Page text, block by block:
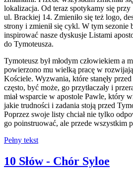
lokalizacja. Od teraz spotykamy się przy
ul. Brackiej 14. Zmieniło się też logo,
strony i zmienił się cykl. W tym sezonie
inspirować nasze dyskusje Listami
do Tymoteusza.
Tymoteusz był młodym człowiekiem a
powierzono mu wielką pracę w
Kościele. Wyzwania, które stanęły
często, być może, go przytłaczały i
miał wsparcie w apostole Pawle, który
jakie trudności i zadania stoją przed
Poprzez swoje listy chciał nie tylko
go poinstruować, ale przede wszystkim
Pełny tekst
10 Słów - Chór Syloe